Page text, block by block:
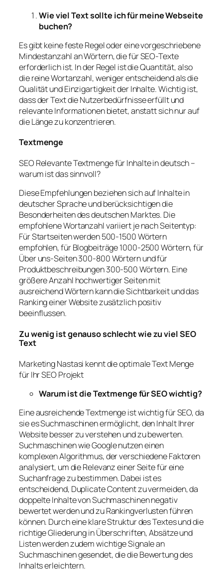
Wie viel Text sollte ich für meine Webseite
buchen?
Es gibt keine feste Regel oder eine vorgeschriebene
Mindestanzahl an Wörtern, die für SEO-Texte
erforderlich ist. In der Regel ist die Quantität, also
die reine Wortanzahl, weniger entscheidend als die
Qualität und Einzigartigkeit der Inhalte. Wichtig ist,
dass der Text die Nutzerbedürfnisse erfüllt und
relevante Informationen bietet, anstatt sich nur auf
die Länge zu konzentrieren.
Textmenge
SEO Relevante Textmenge für Inhalte in deutsch –
warum ist das sinnvoll?
Diese Empfehlungen beziehen sich auf Inhalte in
deutscher Sprache und berücksichtigen die
Besonderheiten des deutschen Marktes. Die
empfohlene Wortanzahl variiert je nach Seitentyp:
Für Startseiten werden 500-1500 Wörtern
empfohlen, für Blogbeiträge 1000-2500 Wörtern, für
Über uns-Seiten 300-800 Wörtern und für
Produktbeschreibungen 300-500 Wörtern. Eine
größere Anzahl hochwertiger Seiten mit
ausreichend Wörtern kann die Sichtbarkeit und das
Ranking einer Website zusätzlich positiv
beeinflussen.
Zu wenig ist genauso schlecht wie zu viel SEO
Text
Marketing Nastasi kennt die optimale Text Menge
für Ihr SEO Projekt
Warum ist die Textmenge für SEO wichtig?
Eine ausreichende Textmenge ist wichtig für SEO, da
sie es Suchmaschinen ermöglicht, den Inhalt Ihrer
Website besser zu verstehen und zu bewerten.
Suchmaschinen wie Google nutzen einen
komplexen Algorithmus, der verschiedene Faktoren
analysiert, um die Relevanz einer Seite für eine
Suchanfrage zu bestimmen. Dabei ist es
entscheidend, Duplicate Content zu vermeiden, da
doppelte Inhalte von Suchmaschinen negativ
bewertet werden und zu Rankingverlusten führen
können. Durch eine klare Struktur des Textes und die
richtige Gliederung in Überschriften, Absätze und
Listen werden zudem wichtige Signale an
Suchmaschinen gesendet, die die Bewertung des
Inhalts erleichtern.